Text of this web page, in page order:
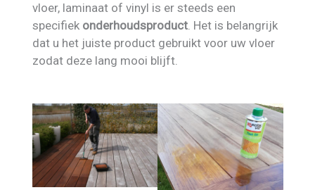
vloer, laminaat of vinyl is er steeds een
specifiek onderhoudsproduct. Het is belangrijk
dat u het juiste product gebruikt voor uw vloer
zodat deze lang mooi blijft.